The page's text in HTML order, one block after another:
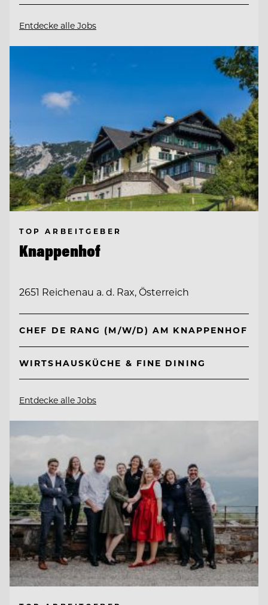
Entdecke alle Jobs
TOP ARBEITGEBER
Knappenhof
2651 Reichenau a. d. Rax, Österreich
CHEF DE RANG (M/W/D) AM KNAPPENHOF
WIRTSHAUSKÜCHE & FINE DINING
Entdecke alle Jobs